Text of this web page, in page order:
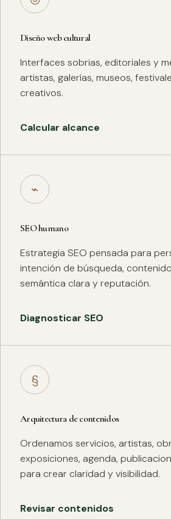
Diseño web cultural
Interfaces sobrias, editoriales y
artistas, galerías, museos,
creativos.
Calcular alcance
⌁
SEO humano
Estrategia SEO pensada para
intención de búsqueda,
semántica clara y reputación.
Diagnosticar SEO
§
Arquitectura de contenidos
Ordenamos servicios, artistas,
exposiciones, agenda,
para crear claridad y visibilidad.
Revisar contenidos